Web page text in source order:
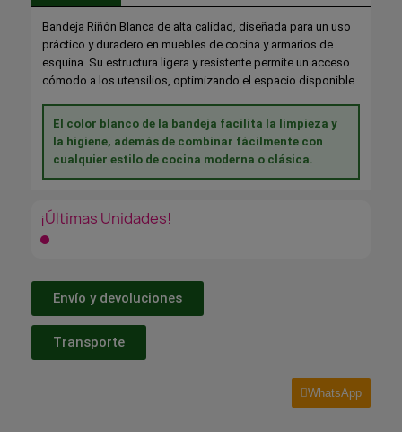
Bandeja Riñón Blanca de alta calidad, diseñada para un uso
práctico y duradero en muebles de cocina y armarios de
esquina. Su estructura ligera y resistente permite un acceso
cómodo a los utensilios, optimizando el espacio disponible.
El color blanco de la bandeja facilita la limpieza y
la higiene, además de combinar fácilmente con
cualquier estilo de cocina moderna o clásica.
¡Últimas Unidades!
Envío y devoluciones
Transporte
WhatsApp